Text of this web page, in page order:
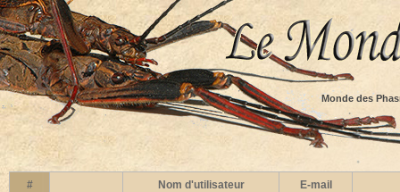
Monde des
# Nom d'utilisateur
E-mail